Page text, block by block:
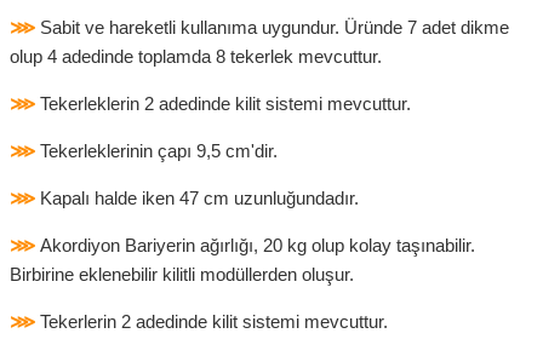
⋙ Sabit ve hareketli kullanıma uygundur. Üründe 7 adet dikme
olup 4 adedinde toplamda 8 tekerlek mevcuttur.
⋙ Tekerleklerin 2 adedinde kilit sistemi mevcuttur.
⋙ Tekerleklerinin çapı 9,5 cm'dir.
⋙ Kapalı halde iken 47 cm uzunluğundadır.
⋙ Akordiyon Bariyerin ağırlığı, 20 kg olup kolay taşınabilir.
Birbirine eklenebilir kilitli modüllerden oluşur.
⋙ Tekerlerin 2 adedinde kilit sistemi mevcuttur.